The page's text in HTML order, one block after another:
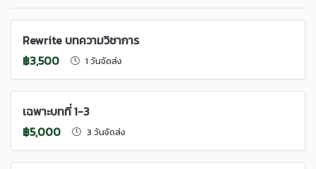
Rewrite บทความวิชาการ
฿3,500
1 วันจัดส่ง
เฉพาะบทที่ 1-3
฿5,000
3 วันจัดส่ง